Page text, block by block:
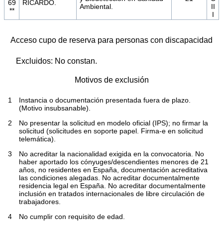
69
**
RICARDO.
Ambiental.
II
I
Acceso cupo de reserva para personas con discapacidad
Excluidos: No constan.
Motivos de exclusión
1
Instancia o documentación presentada fuera de plazo.
(Motivo insubsanable).
2
No presentar la solicitud en modelo oficial (IPS); no firmar la
solicitud (solicitudes en soporte papel. Firma-e en solicitud
telemática).
3
No acreditar la nacionalidad exigida en la convocatoria. No
haber aportado los cónyuges/descendientes menores de 21
años, no residentes en España, documentación acreditativa
las condiciones alegadas. No acreditar documentalmente
residencia legal en España. No acreditar documentalmente
inclusión en tratados internacionales de libre circulación de
trabajadores.
4
No cumplir con requisito de edad.